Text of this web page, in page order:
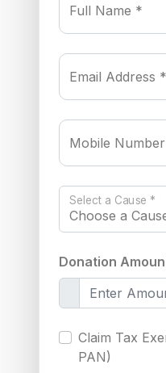
Full Name *
Email Address *
Mobile
Select a Cause *
Donation
Claim Tax
PAN)